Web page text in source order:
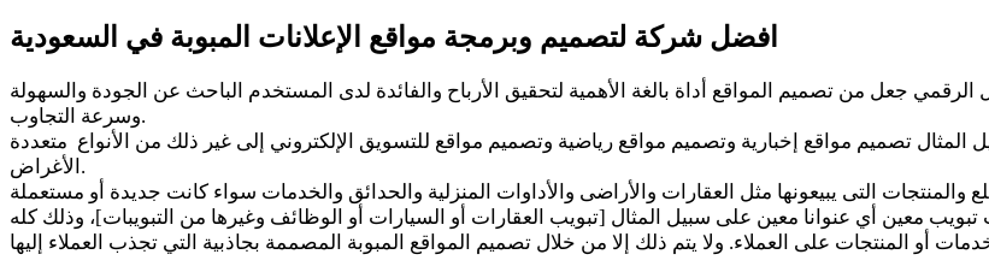
افضل شركة لتصميم وبرمجة مواقع الإعلانات المبوبة في السعودية
جعل من تصميم المواقع أداة بالغة الأهمية لتحقيق الأرباح والفائدة لدى المستخدم الباحث عن الجودة والسهولة
وسرعة التجاوب.
المثال تصميم مواقع إخبارية وتصميم مواقع رياضية وتصميم مواقع للتسويق الإلكتروني إلى غير ذلك من الأنواع متعددة
الأغراض.
معين أي عنوانا معين على سبيل المثال [تبويب العقارات أو السيارات أو الوظائف وغيرها من التبويبات]، وذلك كله